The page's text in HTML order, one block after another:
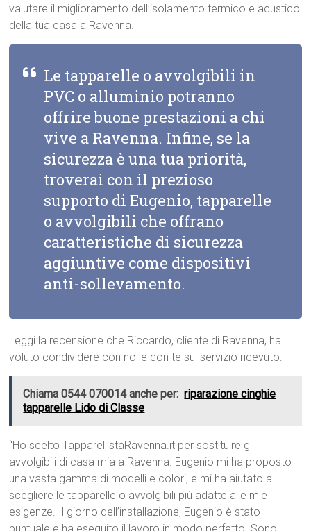
valutare il miglioramento dell’isolamento termico e acustico
della tua casa a Ravenna.
Le tapparelle o avvolgibili in
PVC o alluminio potranno
offrire buone prestazioni a chi
vive a Ravenna. Infine, se la
sicurezza è una tua priorità,
troverai con il prezioso
supporto di Eugenio, tapparelle
o avvolgibili che offrano
caratteristiche di sicurezza
aggiuntive come dispositivi
anti-sollevamento.
Leggi la recensione che Riccardo, cliente di Ravenna, ha
voluto condividere con noi e con te sul servizio ricevuto:
Chiama 0544 070014 anche per: riparazione cinghie
tapparelle Lido di Classe
“Ho scelto TapparellistaRavenna.it per sostituire gli
avvolgibili di casa mia a Ravenna. Eugenio mi ha proposto
una vasta gamma di modelli e colori, e mi ha aiutato a
scegliere le tapparelle o avvolgibili più adatte alle mie
esigenze. Il giorno dell’installazione, Eugenio è stato